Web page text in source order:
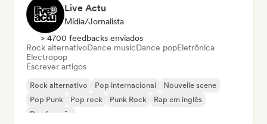
Live Actu
Mídia/Jornalista
> 4700 feedbacks enviados
Rock alternativoDance musicDance popEletrônica
Electropop
Escrever artigos
Rock alternativo Pop internacional
Nouvelle scene
Pop Punk
Pop rock Punk Rock
Rap em inglês
Rap francês